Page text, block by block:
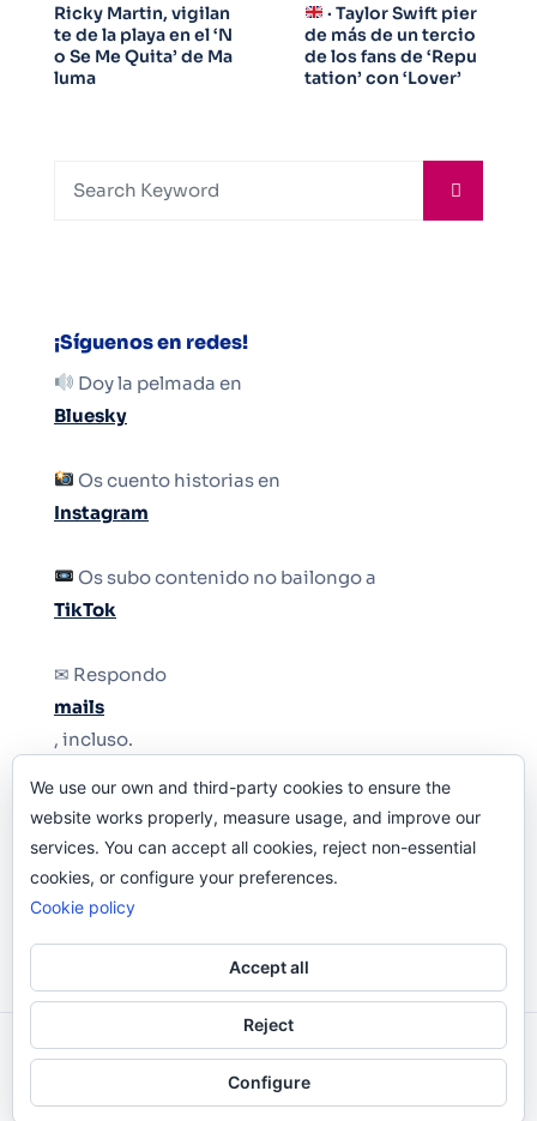
Ricky Martin, vigilan
te de la playa en el ‘N
o Se Me Quita’ de Ma
luma
· Taylor Swift pier
de más de un tercio
de los fans de ‘Repu
tation’ con ‘Lover’
¡Síguenos en redes!
Doy la pelmada en
Bluesky
Os cuento historias en
Instagram
Os subo contenido no bailongo a
TikTok
✉ Respondo
mails
, incluso.
Y si una persona no puede tener teléfono, que
le quiten el teléfono.
Odi O'Malley © 2016-2025. Todos Los Derechos
Reservados.
We use our own and third-party cookies to ensure the
website works properly, measure usage, and improve our
services. You can accept all cookies, reject non-essential
cookies, or configure your preferences.
Cookie policy
Accept all
Reject
Configure